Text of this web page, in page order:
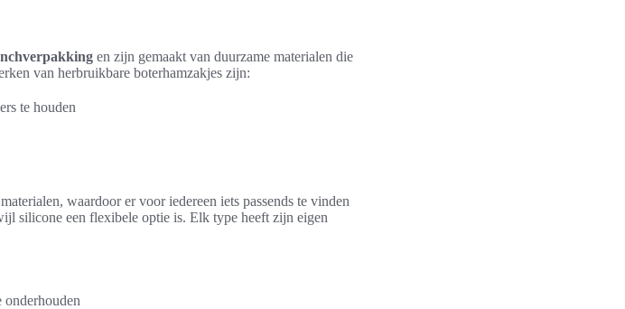
en zijn gemaakt van duurzame materialen die
van herbruikbare boterhamzakjes zijn:
te houden
waardoor er voor iedereen iets passends te vinden
silicone een flexibele optie is. Elk type heeft zijn eigen
onderhouden